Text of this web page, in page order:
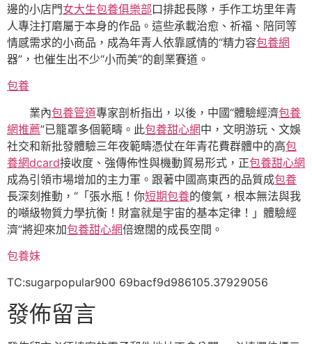
邊的小店門女大生包養俱樂部口排起長隊，手作工坊里年青
人專注打磨屬于本身的作品。這些承載治愈、祈福、陪同等
情感需求的小商品，成為年青人依靠感情的“精力容包養網
器”，也催生出不少“小而美”的創業賽道。
包養
業內包養管道專家剖析指出，以後，中國“體驗經濟包養
網推薦”已籠罩多個範疇。此包養甜心網中，文明游玩、文娛
社交和新批發體驗三年夜範疇憑仗在年青花費群體中的高包
養網dcard接收度、強傳佈性與機動貿易形式，正包養甜心網
成為引領市場增加的主力軍。跟著中國高東西的品質成包養
長深刻推動，“「張水瓶！你短期包養的傻氣，根本無法與我
的噸級物質力學抗衡！財富就是宇宙的基本定律！」體驗經
濟”將迎來加包養甜心網倍遼闊的成長空間。
包養妹
TC:sugarpopular900 69bacf9d986105.37929056
發佈留言